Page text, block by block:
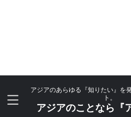
アジアのあらゆる『知りたい』を
ト。
アジアのことなら『